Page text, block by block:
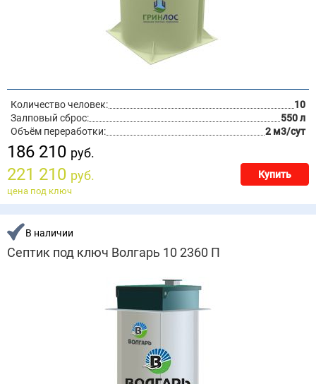
Количество человек:
10
Залповый сброс:
550 л
Объём переработки:
2 м3/сут
186 210 руб.
221 210 руб. Купить
цена под ключ
В наличии
Септик под ключ Волгарь 10 2360 П